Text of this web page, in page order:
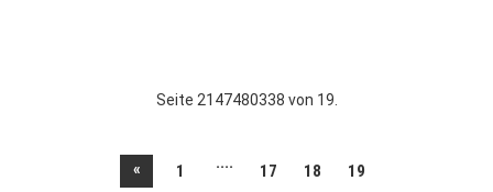
Seite 2147480338 von 19.
« 1 .... 17 18 19